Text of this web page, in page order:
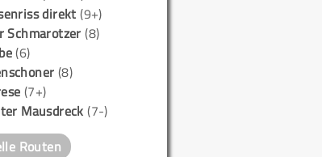
direkt (9+)
Schmarotzer (8)
(6)
(8)
(7+)
Mausdreck (7-)
Routen